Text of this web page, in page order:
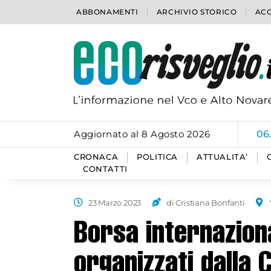
ABBONAMENTI ARCHIVIO STORICO
Aggiornato al 8 Agosto 2026
CRONACA POLITICA ATTUALITA’
CONTATTI
23 Marzo 2023 di Cristiana Bonfanti
Borsa